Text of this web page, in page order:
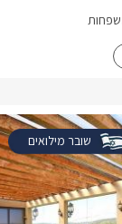
שובר מילואים